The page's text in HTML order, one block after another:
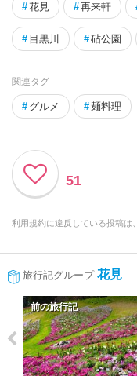
#花見 #再来軒
# 目黒川 #砧公園
関連タグ
# グルメ #麺料理
51
利用規約に違反している投稿は
旅行記グループ 花見
前の旅行記